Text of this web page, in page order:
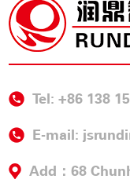
Tel: +86 138
E-mail:
Add：68